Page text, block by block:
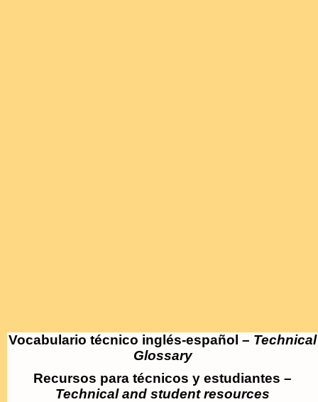
Vocabulario técnico inglés-español – Technical
Glossary
Recursos para técnicos y estudiantes –
Technical and student resources